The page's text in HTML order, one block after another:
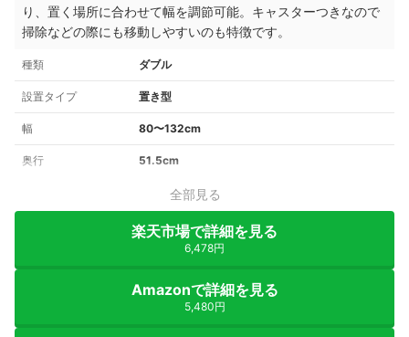
り、置く場所に合わせて幅を調節可能。キャスターつきなので
掃除などの際にも移動しやすいのも特徴です。
種類 ダブル
設置タイプ 置き型
幅 80〜132cm
奥行 51.5cm
全部見る
楽天市場で詳細を見る
6,478円
Amazonで詳細を見る
5,480円